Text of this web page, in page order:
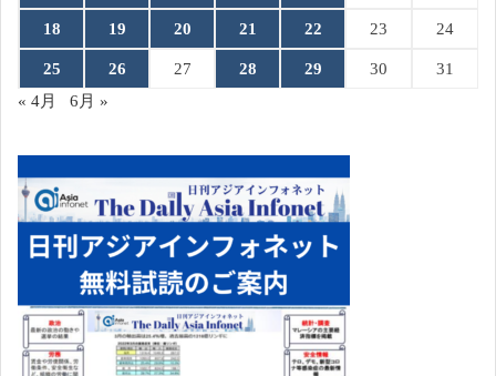
18 19 20 21 22 23 24
25 26 27 28 29 30
31
« 4月
6月 »